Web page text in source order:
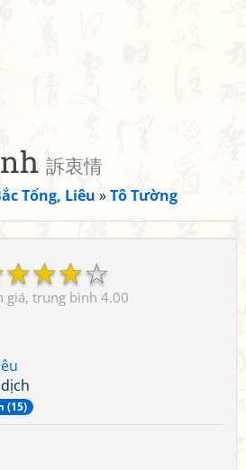
訴衷情
Tống, Liêu »Tô Tường
☆
☆
☆
☆
4.00
(15)